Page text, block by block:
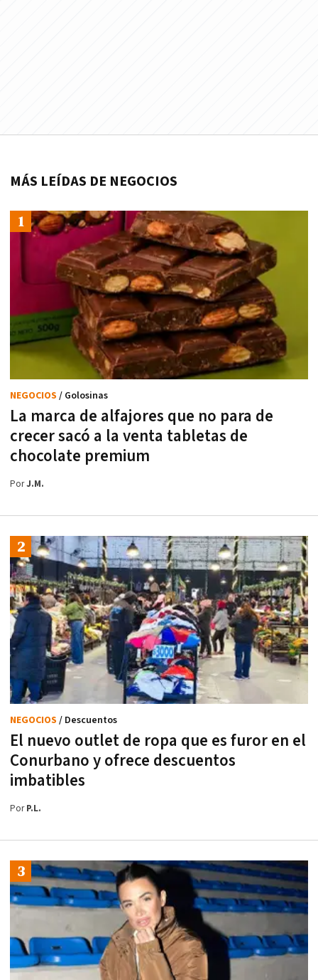
MÁS LEÍDAS DE NEGOCIOS
La marca de alfajores que no para de
crecer sacó a la venta tabletas de
chocolate premium
NEGOCIOS / Golosinas
PorJ.M.
El nuevo outlet de ropa que es furor en el
Conurbano y ofrece descuentos
imbatibles
NEGOCIOS / Descuentos
PorP.L.